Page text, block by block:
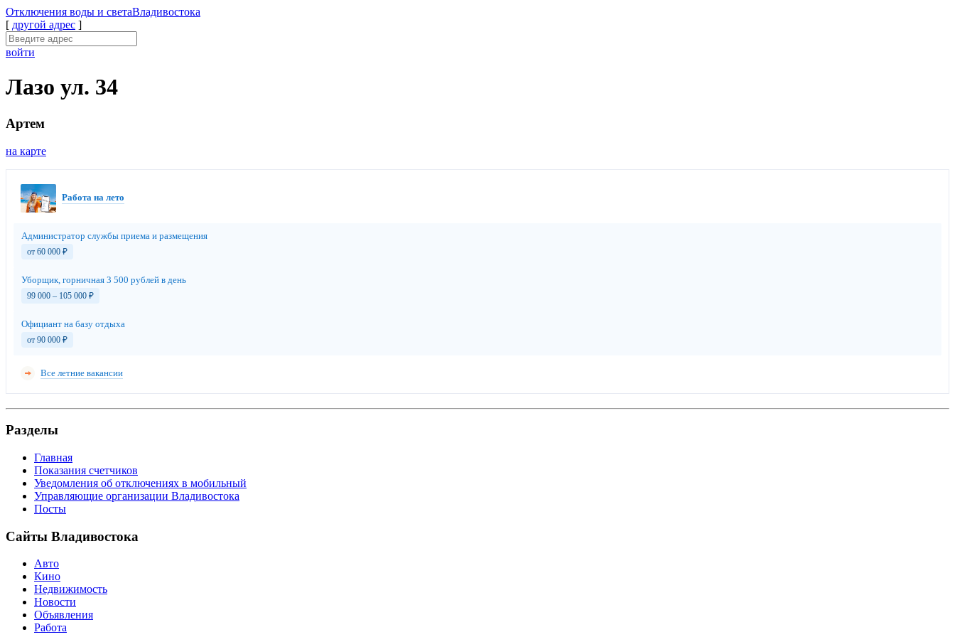
Отключения воды и светаВладивостока
[ другой адрес ]
войти
Лазо ул. 34
Артем
на карте
Работа на лето
Администратор службы приема и размещения
от 60 000 ₽
Уборщик, горничная 3 500 рублей в день
99 000 – 105 000 ₽
Официант на базу отдыха
от 90 000 ₽
Все летние вакансии
Разделы
Главная
Показания счетчиков
Уведомления об отключениях в мобильный
Управляющие организации Владивостока
Посты
Сайты Владивостока
Авто
Кино
Недвижимость
Новости
Объявления
Работа